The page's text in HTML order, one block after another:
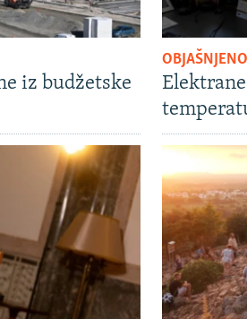
iz budžetske
OBJAŠNJENO